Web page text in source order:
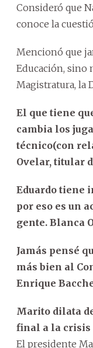
Consideró que
conoce la
Mencionó que
Educación, sino
Magistratura, la
El que tiene
cambia los
técnico(con
Ovelar, titular
Eduardo tiene
por eso es un
gente. Blanca
Jamás pensé
más bien al
Enrique
Marito dilata
final a la crisis
El presidente